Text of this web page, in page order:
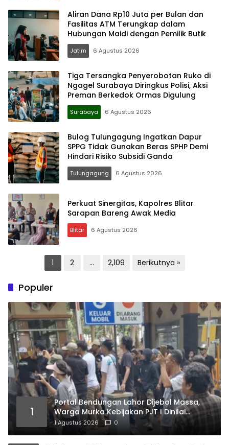
Aliran Dana Rp10 Juta per Bulan dan
Fasilitas ATM Terungkap dalam
Hubungan Maidi dengan Pemilik Butik
Jatim 6 Agustus 2026
Tiga Tersangka Penyerobotan Ruko di
Ngagel Surabaya Diringkus Polisi, Aksi
Preman Berkedok Ormas Digulung
Surabaya 6 Agustus 2026
Bulog Tulungagung Ingatkan Dapur
SPPG Tidak Gunakan Beras SPHP Demi
Hindari Risiko Subsidi Ganda
Tulungagung 6 Agustus 2026
Perkuat Sinergitas, Kapolres Blitar
Sarapan Bareng Awak Media
Blitar 6 Agustus 2026
Paginasi1 2 … 2,109 Berikutnya »
Populer
1
Portal Bendungan Lahor Dijebol Massa,
Warga Murka Kebijakan PJT I Dinilai
Matikan Ekonomi Rakyat
1 Agustus 2026 0